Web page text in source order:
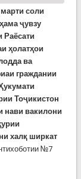
соли
ҷувзу
Раёсати
ҳолатҳои
ва
граждании
Тоҷикистон
нави вакилони
халқ ширкат
№7